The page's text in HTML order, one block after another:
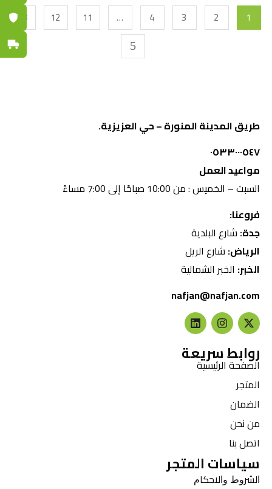
1
2
3
4
…
11
12
13
طريق المدينة المنورة – حي العزيزية.
٠٥٣٣٠٠٠٥٤٧
مواعيد العمل
السبت – الخميس : من 10:00 صباحًا إلى 7:00 مساءً
فروعنا:
جدة: شارع البلدية
الرياض: شارع الريل
الخبر: الخبر الشمالية
nafjan@nafjan.com
روابط سريعة
الصفحة الرئيسية
المتجر
الضمان
من نحن
اتصل بنا
سياسات المتجر
ﺍﻟﺸﺮﻭﻁ ﻭﺍﻻﺣﻜﺎﻡ
ضمان